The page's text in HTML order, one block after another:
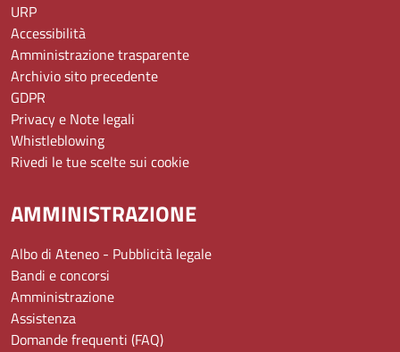
URP
Accessibilità
Amministrazione trasparente
Archivio sito precedente
GDPR
Privacy e Note legali
Whistleblowing
Rivedi le tue scelte sui cookie
AMMINISTRAZIONE
Albo di Ateneo - Pubblicità legale
Bandi e concorsi
Amministrazione
Assistenza
Domande frequenti (FAQ)